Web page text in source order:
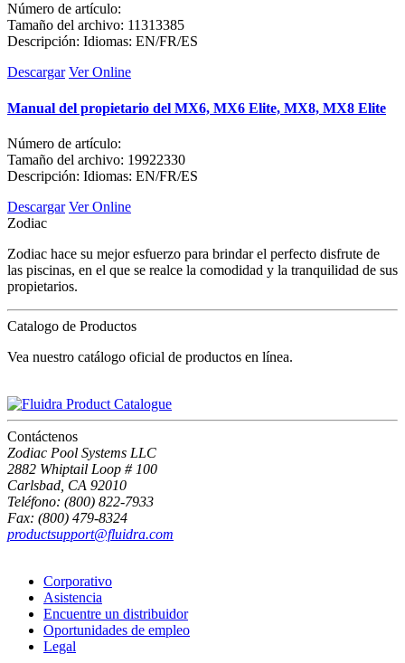
Número de artículo:
Tamaño del archivo: 11313385
Descripción: Idiomas: EN/FR/ES
Descargar Ver Online
Manual del propietario del MX6, MX6 Elite, MX8, MX8 Elite
Número de artículo:
Tamaño del archivo: 19922330
Descripción: Idiomas: EN/FR/ES
Descargar Ver Online
Zodiac
Zodiac hace su mejor esfuerzo para brindar el perfecto disfrute de
las piscinas, en el que se realce la comodidad y la tranquilidad de sus
propietarios.
Catalogo de Productos
Vea nuestro catálogo oficial de productos en línea.
Contáctenos
Zodiac Pool Systems LLC
2882 Whiptail Loop # 100
Carlsbad, CA 92010
Teléfono: (800) 822-7933
Fax: (800) 479-8324
productsupport@fluidra.com
Corporativo
Asistencia
Encuentre un distribuidor
Oportunidades de empleo
Legal